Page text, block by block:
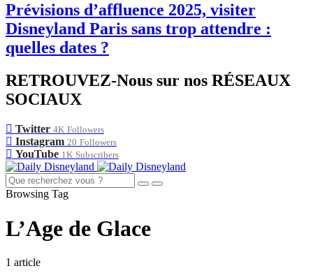
Prévisions d’affluence 2025, visiter
Disneyland Paris sans trop attendre :
quelles dates ?
RETROUVEZ-Nous sur nos RÉSEAUX
SOCIAUX
Twitter 4K Followers
Instagram 20 Followers
YouTube 1K Subscribers
Browsing Tag
L’Age de Glace
1 article